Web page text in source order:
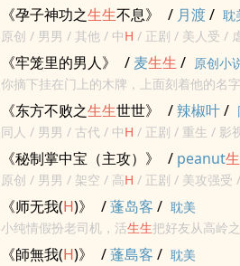
不曾理睬她，羅生生心也似蜜粘膩。六年
發，喚他念...
《孕子神功之生生不息》 / 月渡/ 耽
原创 / 男男 / 其他 / 中H / 正剧 / 美人受 /
其孕育子嗣 吸收子嗣精华 化为功力 以此
《牢笼里的男人》 / 麦生生 / 原创小
你摘下挂在门上的木牌，上面刻着他的名
- 主攻视角 - OE - 高H<br>相爱相杀<br>
《东方不败之生生世世》 /辣椒叶/
同人 / 男男 / 古代 / 中H / 正剧 / 重生 / 影
<br>《笑傲江湖》只读过原着，任何一版
《秘制掌中宝（主攻）》 / peanut
原创 / 男男 / 架空 / 高H / 正剧 / 美攻强受 /
一天我会踩着七彩祥云去迎娶他<br>他不
《师无我(H)》 /蓬岛客 / 耽美
小纯情假扮老司机，活生生把好友从高岭
《師無我(H)》 /蓬島客 / 耽美